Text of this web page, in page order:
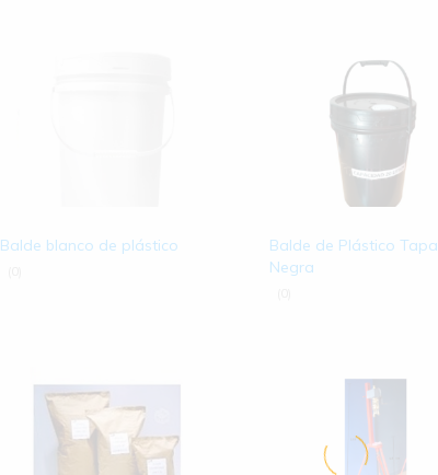
Balde blanco de plástico
Balde de Plástico Tapa
Negra